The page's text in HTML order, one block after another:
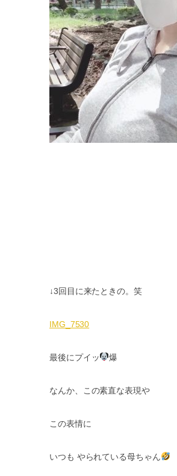
↓3回目に来たときの。笑
IMG_7530
最後にプイッ 爆
なんか、この素直な表現や
この表情に
いつも やられている母ちゃん